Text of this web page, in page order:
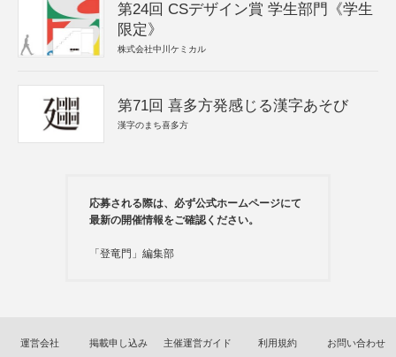
第24回 CSデザイン賞 学生部門《学生
限定》
株式会社中川ケミカル
第71回 喜多方発感じる漢字あそび
漢字のまち喜多方
応募される際は、必ず公式ホームページにて
最新の開催情報をご確認ください。
「登竜門」編集部
運営会社 掲載申し込み 主催運営ガイド 利用規約 お問い合わせ